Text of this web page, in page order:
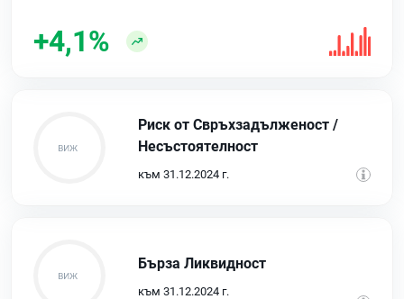
+4,1%
Риск от Свръхзадълженост /
Несъстоятелност
към 31.12.2024 г.
Бърза Ликвидност
към 31.12.2024 г.